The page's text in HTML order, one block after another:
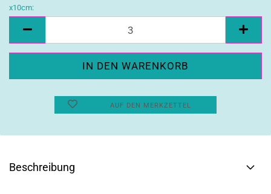
x10cm:
AUF DEN MERKZETTEL
Beschreibung